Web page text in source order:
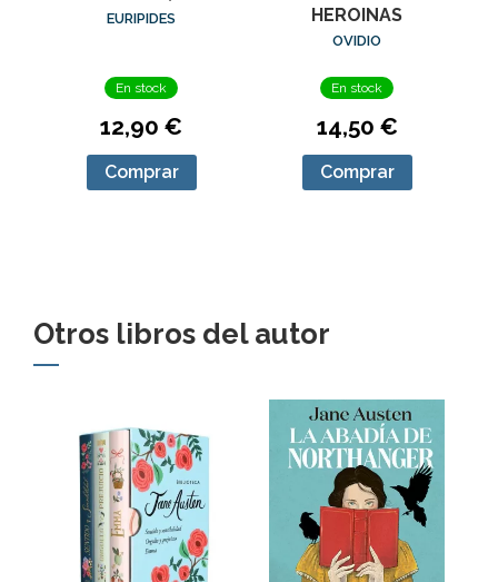
EURIPIDES
En stock
12,90 €
Comprar
HEROINAS
OVIDIO
En stock
14,50 €
Comprar
Otros libros del autor